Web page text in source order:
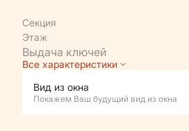
Секция
Этаж
Все характеристики
Вид из окна
Покажем Ваш будущий вид из окна